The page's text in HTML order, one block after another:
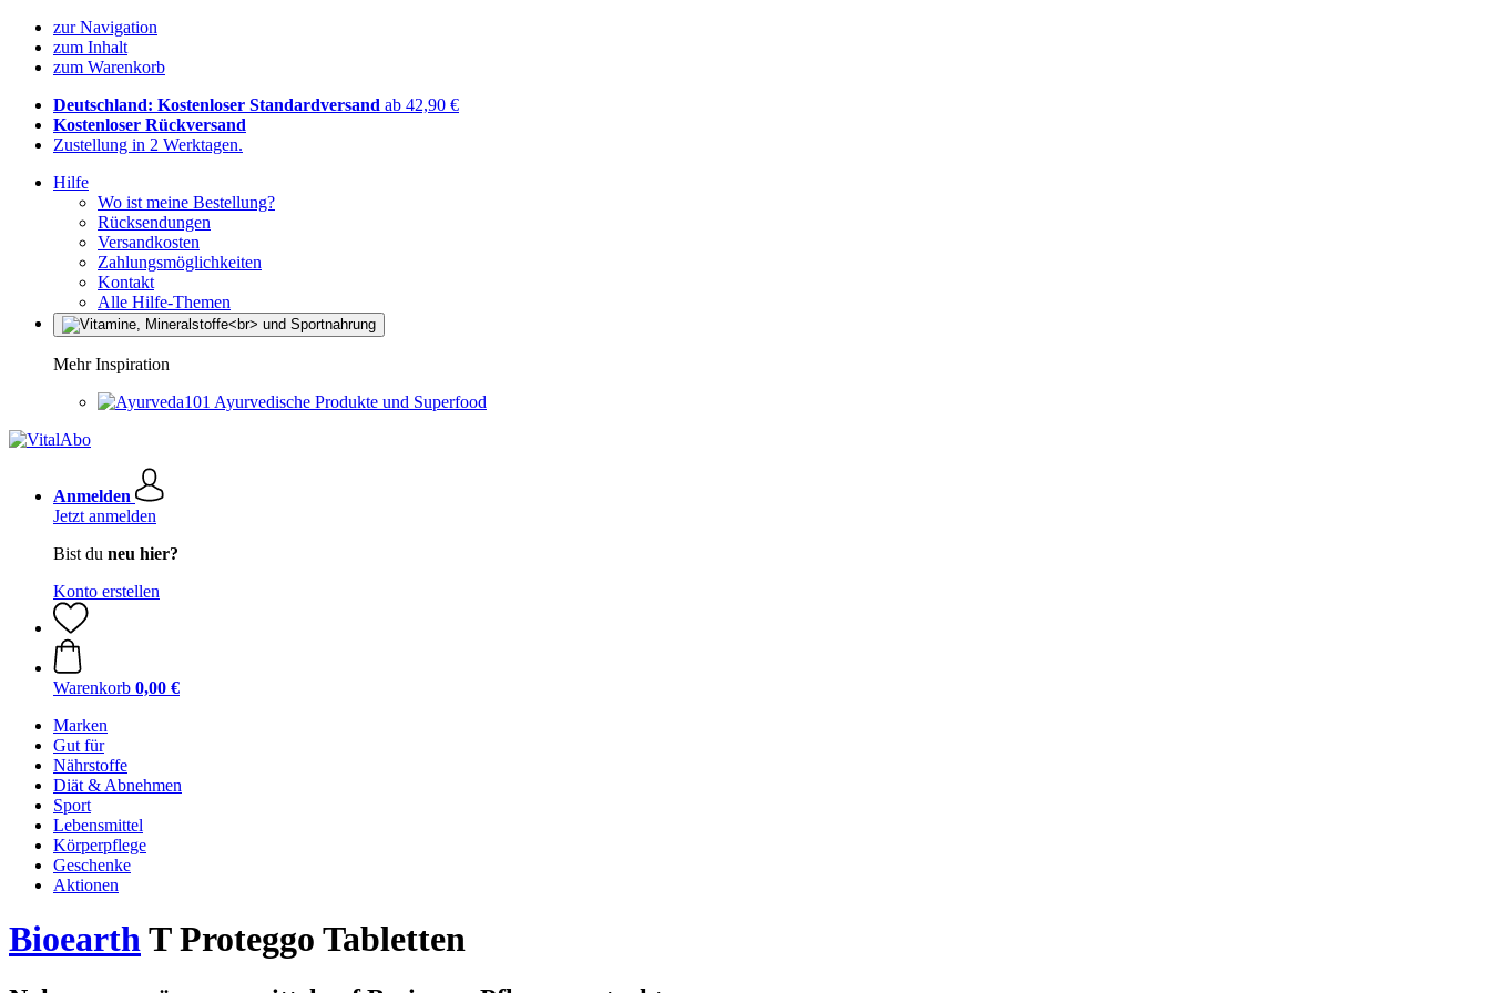
zur Navigation
zum Inhalt
zum Warenkorb
Deutschland: Kostenloser Standardversand ab 42,90 €
Kostenloser Rückversand
Zustellung in 2 Werktagen.
Hilfe
Wo ist meine Bestellung?
Rücksendungen
Versandkosten
Zahlungsmöglichkeiten
Kontakt
Alle Hilfe-Themen
Mehr Inspiration
Ayurvedische Produkte und Superfood
Anmelden
Jetzt anmelden
Bist du neu hier?
Konto erstellen
Warenkorb 0,00 €
Marken
Gut für
Nährstoffe
Diät & Abnehmen
Sport
Lebensmittel
Körperpflege
Geschenke
Aktionen
BioearthT Proteggo Tabletten